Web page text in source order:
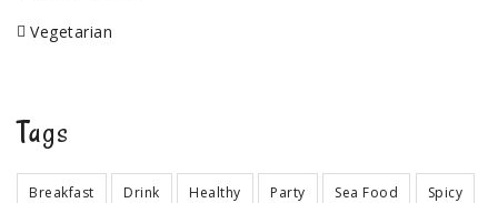
Vegetarian
Tags
Breakfast Drink Healthy Party Sea Food Spicy